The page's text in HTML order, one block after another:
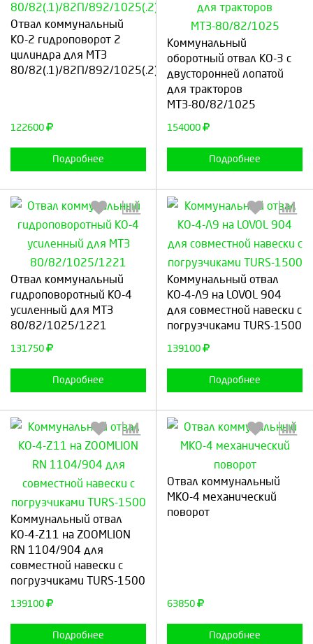
Отвал коммунальный
КО-2 гидроповорот 2
цилиндра для МТЗ
80/82(.1)/82П/892/1025(.2)/1221
122600
Подробнее
Выберите количество:
Коммунальный
оборотный отвал КО-3 с
двусторонней лопатой
для тракторов
МТЗ-80/82/1025
154000
Подробнее
Выберите количество:
Продолжить
Отвал коммунальный
гидроповоротный КО-4
усиленный для МТЗ
80/82/1025/1221
131750
Подробнее
Выберите количество:
Продолжить Отмена
Коммунальный отвал
КО-4-Л9 на LOVOL 904
для совместной навески с
погрузчиками TURS-1500
139100
Подробнее
Выберите количество:
Продолжить Отмена
Коммунальный отвал
КО-4-Z11 на ZOOMLION
RN 1104/904 для
совместной навески с
погрузчиками TURS-1500
139100
Подробнее
Выберите количество:
Продолжить Отмена
Отвал коммунальный
МКО-4 механический
поворот
63850
Подробнее
Выберите количество: